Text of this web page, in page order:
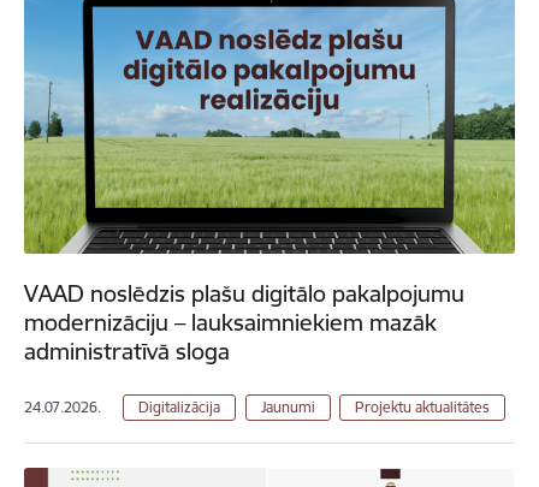
VAAD noslēdzis plašu digitālo pakalpojumu
modernizāciju – lauksaimniekiem mazāk
administratīvā sloga
24.07.2026. Digitalizācija Jaunumi Projektu aktualitātes